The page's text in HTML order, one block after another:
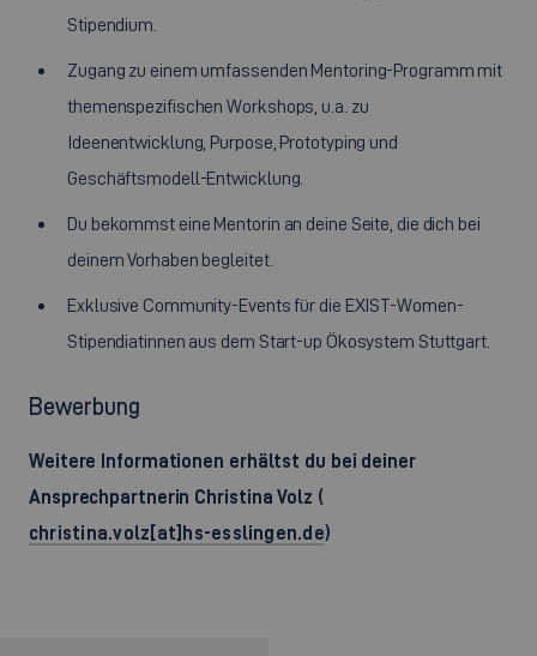
Stipendium.
Zugang zu einem umfassenden Mentoring-Programm mit
themenspezifischen Workshops, u.a. zu
Ideenentwicklung, Purpose, Prototyping und
Geschäftsmodell-Entwicklung.
Du bekommst eine Mentorin an deine Seite, die dich bei
deinem Vorhaben begleitet.
Exklusive Community-Events für die EXIST-Women-
Stipendiatinnen aus dem Start-up Ökosystem Stuttgart.
Bewerbung
Weitere Informationen erhältst du bei deiner
Ansprechpartnerin Christina Volz (
christina.volz[at]hs-esslingen.de)